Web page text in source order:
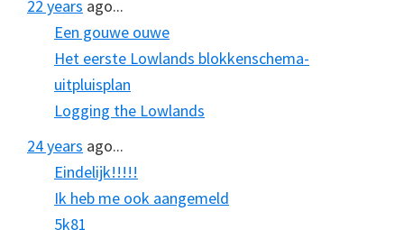
22 years ago...
Een gouwe ouwe
Het eerste Lowlands blokkenschema-
uitpluisplan
Logging the Lowlands
24 years ago...
Eindelijk!!!!!
Ik heb me ook aangemeld
5k81